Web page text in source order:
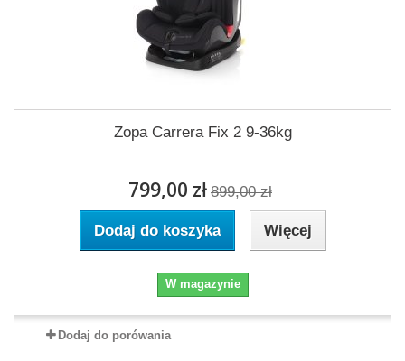
Zopa Carrera Fix 2 9-36kg
799,00 zł 899,00 zł
Dodaj do koszyka Więcej
W magazynie
Dodaj do porówania